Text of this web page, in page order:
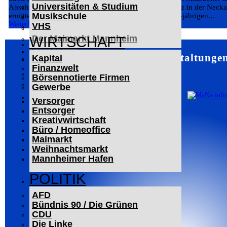
Universitäten & Studium
Musikschule
VHS
WIRTSCHAFT
Kapital
Finanzwelt
Börsennotierte Firmen
Gewerbe
Versorger
Entsorger
Kreativwirtschaft
Büro / Homeoffice
Maimarkt
Weihnachtsmarkt
Mannheimer Hafen
POLITIK
AFD
Bündnis 90 / Die Grünen
CDU
Die Linke
Der Mannheimer Wasserturm
Das Technoseum Mannheim
Die Alte Feuerwache
Der Maimarkt Mannheim
LESERBRIEFE
ARCHIV
Das Neueste
Leitartikel
WERBUNG
Abschleppvorgang ist am Dienstag auf einem Parkplatz in der
ermittelt nun wegen Körperverletzung gegen einen 35-jährigen...
Weiterlesen
Mannheim –